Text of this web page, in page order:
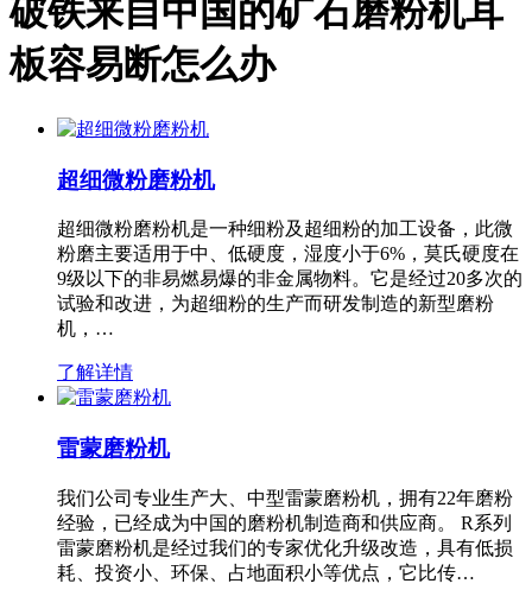
破铁来自中国的矿石磨粉机耳
板容易断怎么办
超细微粉磨粉机
超细微粉磨粉机是一种细粉及超细粉的加工设备，此微
粉磨主要适用于中、低硬度，湿度小于6%，莫氏硬度在
9级以下的非易燃易爆的非金属物料。它是经过20多次的
试验和改进，为超细粉的生产而研发制造的新型磨粉
机，…
了解详情
雷蒙磨粉机
我们公司专业生产大、中型雷蒙磨粉机，拥有22年磨粉
经验，已经成为中国的磨粉机制造商和供应商。 R系列
雷蒙磨粉机是经过我们的专家优化升级改造，具有低损
耗、投资小、环保、占地面积小等优点，它比传…